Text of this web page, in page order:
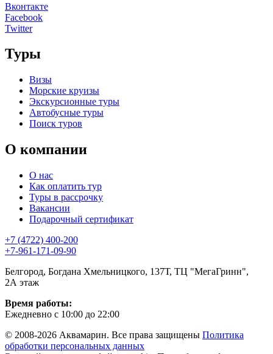
Вконтакте
Facebook
Twitter
Туры
Визы
Морские круизы
Экскурсионные туры
Автобусные туры
Поиск туров
О компании
О нас
Как оплатить тур
Туры в рассрочку
Вакансии
Подарочный сертификат
+7 (4722) 400-200
+7-961-171-09-90
Белгород, Богдана Хмельницкого, 137Т, ТЦ "МегаГринн",
2А этаж
Время работы:
Ежедневно с 10:00 до 22:00
© 2008-2026 Аквамарин. Все права защищены Политика
обработки персональных данных